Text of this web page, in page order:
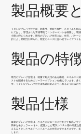
製品概要
モダンなプレハブ住宅は、効率性、持続可能性、スタイルを組
れており、管理された工場環境でコンポーネントを構築し、現
小限に抑えられます。現代のプレハブ住宅には、住宅、バケー
計により柔軟性が得られ、特定のニーズに合わせてレイアウト
製品の特
現代のプレハブ住宅は、軽量で耐久性のある構造、エネルギー
ストを削減するためのソーラーオプションを備えています。多
す。モダンなプレハブ住宅は迅速に組み立てられるように設計
製品仕様
最新のプレハブ住宅は、さまざまなニーズに合わせて幅広いサ
簡単なモジュラー パネル、配管および電気システム用の高度な
える広々としたマルチベッドルームの住宅までさまざまです。
します。